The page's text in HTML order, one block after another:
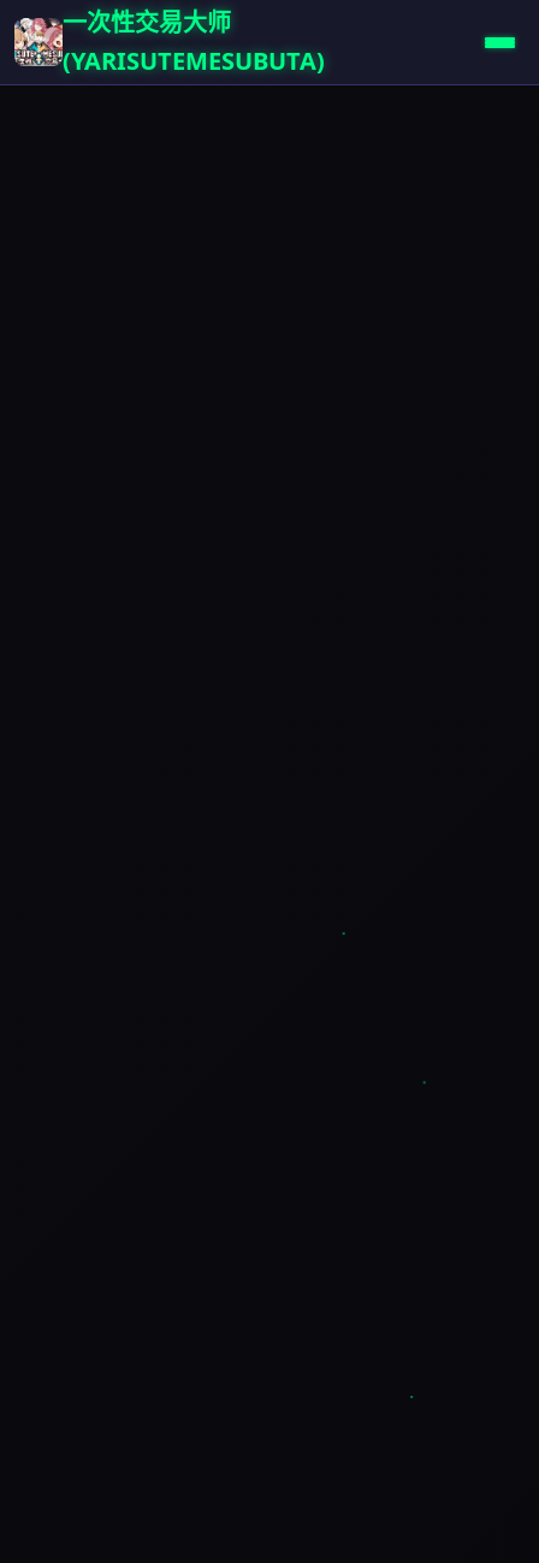
一次性交易大师
(YARISUTEMESUBUTA)